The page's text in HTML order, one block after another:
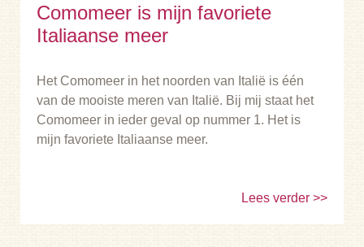
Comomeer is mijn favoriete
Italiaanse meer
Het Comomeer in het noorden van Italië is één
van de mooiste meren van Italië. Bij mij staat het
Comomeer in ieder geval op nummer 1. Het is
mijn favoriete Italiaanse meer.
Lees verder